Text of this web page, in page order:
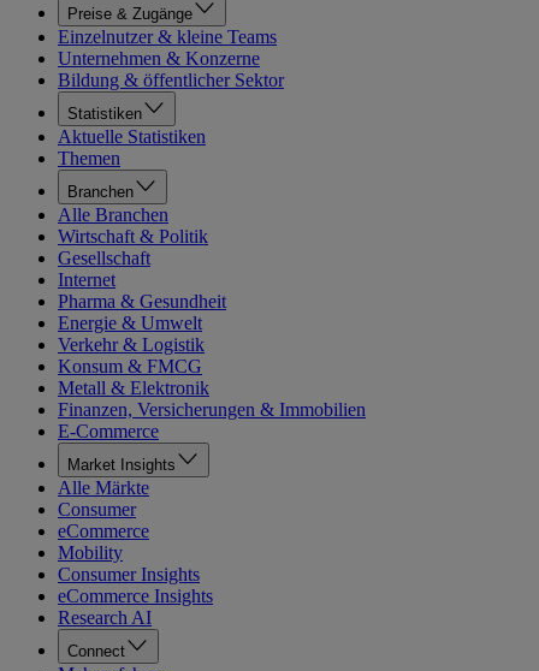
Preise & Zugänge
Einzelnutzer & kleine Teams
Unternehmen & Konzerne
Bildung & öffentlicher Sektor
Statistiken
Aktuelle Statistiken
Themen
Branchen
Alle Branchen
Wirtschaft & Politik
Gesellschaft
Internet
Pharma & Gesundheit
Energie & Umwelt
Verkehr & Logistik
Konsum & FMCG
Metall & Elektronik
Finanzen, Versicherungen & Immobilien
E-Commerce
Market Insights
Alle Märkte
Consumer
eCommerce
Mobility
Consumer Insights
eCommerce Insights
Research AI
Connect